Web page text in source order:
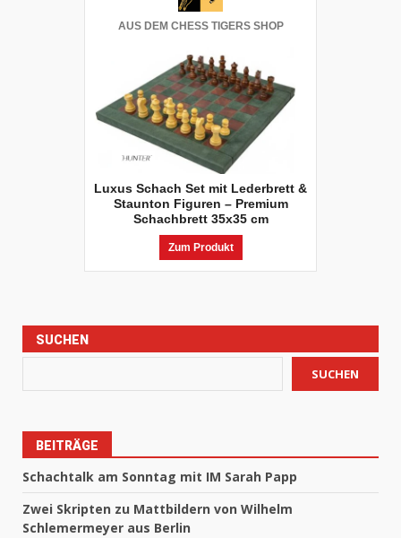
AUS DEM CHESS TIGERS SHOP
Luxus Schach Set mit Lederbrett &
Staunton Figuren – Premium
Schachbrett 35x35 cm
Zum Produkt
SUCHEN
SUCHEN
BEITRÄGE
Schachtalk am Sonntag mit IM Sarah Papp
Zwei Skripten zu Mattbildern von Wilhelm
Schlemermeyer aus Berlin